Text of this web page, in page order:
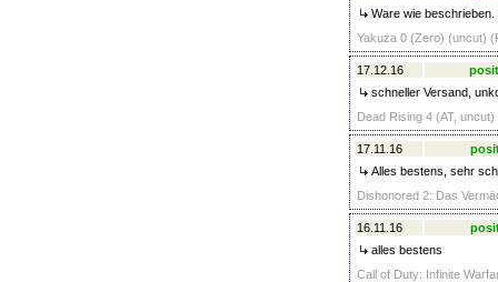
Ware wie
Yakuza 0 (Zero) (uncut)
17.12.16
schneller Versand,
Dead Rising 4 (AT,
17.11.16
Alles bestens, sehr
Dishonored 2: Das
16.11.16
alles bestens
Call of Duty: Infinite